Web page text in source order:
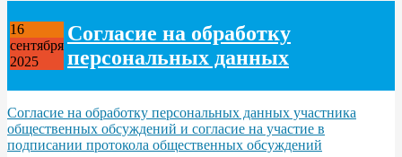
16
сентября
2025
Согласие на обработку
персональных данных
Согласие на обработку персональных данных участника
общественных обсуждений и согласие на участие в
подписании протокола общественных обсуждений